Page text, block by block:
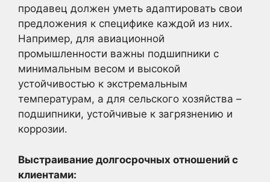
продавец должен уметь адаптировать свои
предложения к специфике каждой из них.
Например, для авиационной
промышленности важны подшипники с
минимальным весом и высокой
устойчивостью к экстремальным
температурам, а для сельского хозяйства –
подшипники, устойчивые к загрязнению и
коррозии.
Выстраивание долгосрочных отношений с
клиентами: